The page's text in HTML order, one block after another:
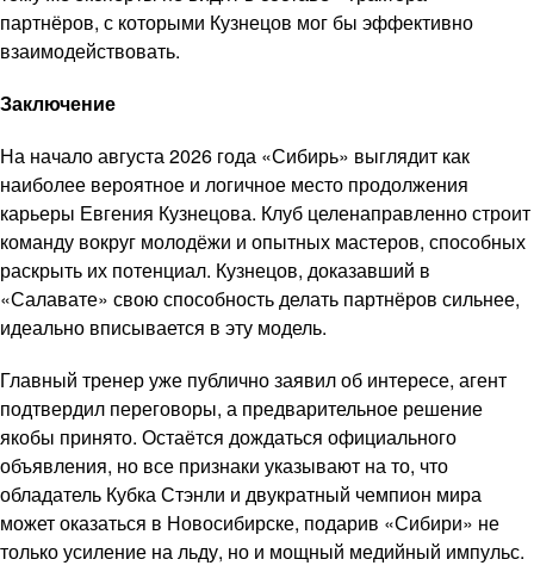
партнёров, с которыми Кузнецов мог бы эффективно
взаимодействовать.
Заключение
На начало августа 2026 года «Сибирь» выглядит как
наиболее вероятное и логичное место продолжения
карьеры Евгения Кузнецова. Клуб целенаправленно строит
команду вокруг молодёжи и опытных мастеров, способных
раскрыть их потенциал. Кузнецов, доказавший в
«Салавате» свою способность делать партнёров сильнее,
идеально вписывается в эту модель.
Главный тренер уже публично заявил об интересе, агент
подтвердил переговоры, а предварительное решение
якобы принято. Остаётся дождаться официального
объявления, но все признаки указывают на то, что
обладатель Кубка Стэнли и двукратный чемпион мира
может оказаться в Новосибирске, подарив «Сибири» не
только усиление на льду, но и мощный медийный импульс.